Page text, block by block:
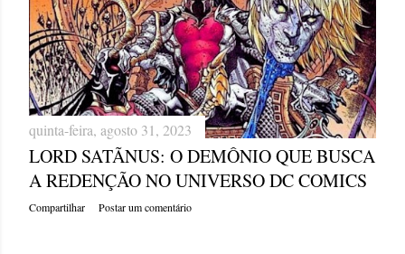
quinta-feira, agosto 31, 2023
LORD SATÃNUS: O DEMÔNIO QUE BUSCA
A REDENÇÃO NO UNIVERSO DC COMICS
Compartilhar Postar um comentário